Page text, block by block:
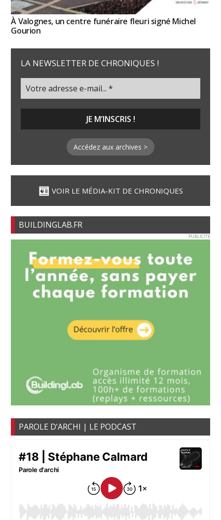
À Valognes, un centre funéraire fleuri signé Michel
Gourion
LA NEWSLETTER DE CHRONIQUES !
Accédez aux archives >
VOIR LE MÉDIA-KIT DE CHRONIQUES
BUILDINGLAB.FR
PUBLICITE
PAROLE D’ARCHI | LE PODCAST